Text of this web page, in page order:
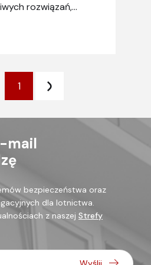
rozwiązań,...
1
mail
bezpieczeństwa oraz
dla lotnictwa.
z naszej Strefy